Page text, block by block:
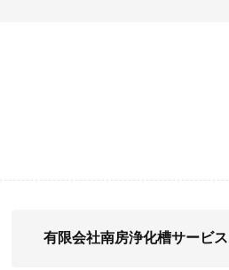
有限会社南房浄化槽サービス